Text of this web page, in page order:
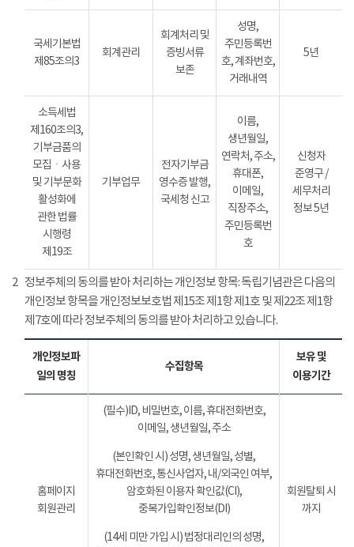
국세기본법
제85조의3
회계관리
회계처리 및
증빙서류
보존
성명,
주민등록번
호, 계좌번호,
거래내역
5년
소득세법
제160조의3,
기부금품의
모집ㆍ사용
및 기부문화
활성화에
관한 법률
시행령
제19조
기부업무
전자기부금
영수증 발행,
국세청 신고
이름,
생년월일,
연락처, 주소,
휴대폰,
이메일,
직장주소,
주민등록번
호
신청자
준영구 /
세무처리
정보 5년
2 정보주체의 동의를 받아 처리하는 개인정보 항목: 독립기념관은 다음의
개인정보 항목을 개인정보보호법 제15조 제1항 제1호 및 제22조 제1항
제7호에 따라 정보주체의 동의를 받아 처리하고 있습니다.
개인정보파
일의 명칭
수집항목
보유 및
이용기간
홈페이지
회원관리
(필수)ID, 비밀번호, 이름, 휴대전화번호,
이메일, 생년월일, 주소
(본인확인 시) 성명, 생년월일, 성별,
휴대전화번호, 통신사업자, 내/외국인 여부,
암호화된 이용자 확인값(CI),
중복가입확인정보(DI)
(14세 미만 가입 시) 법정대리인의 성명,
회원탈퇴 시
까지